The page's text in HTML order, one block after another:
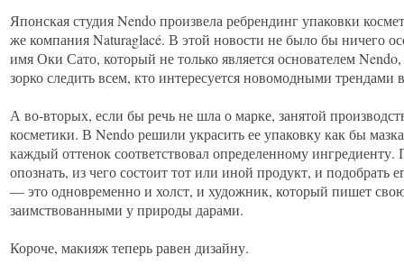
Японская студия Nendo произвела ребрендинг упаковки
же компания Naturaglacé. В этой новости не было бы ничего
имя Оки Сато, который не только является основателем
зорко следить всем, кто интересуется новомодными трендами
А во-вторых, если бы речь не шла о марке, занятой
косметики. В Nendo решили украсить ее упаковку как бы
каждый оттенок соответствовал определенному
опознать, из чего состоит тот или иной продукт, и подобрать
— это одновременно и холст, и художник, который пишет
заимствованными у природы дарами.
Короче, макияж теперь равен дизайну.